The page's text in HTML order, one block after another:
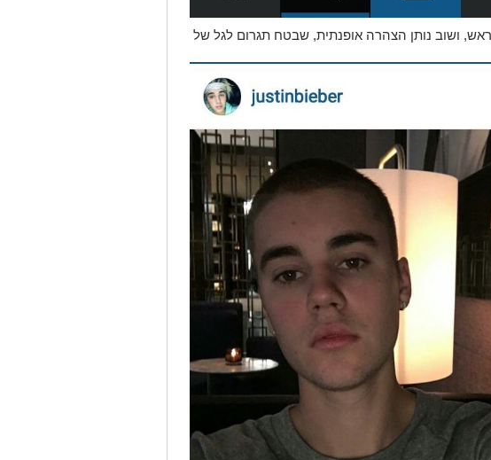
ושוב נותן הצהרה אופנתית, שבטח תגרום לגל של